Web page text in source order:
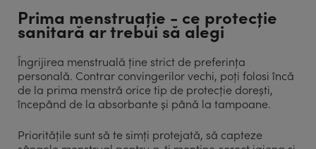
Prima menstruație - ce protecție
sanitară ar trebui să alegi
Îngrijirea menstruală ține strict de preferința
personală. Contrar convingerilor vechi, poți folosi încă
de la prima menstră orice tip de protecție dorești,
începând de la absorbante și până la tampoane.
Prioritățile sunt să te simți protejată, să capteze